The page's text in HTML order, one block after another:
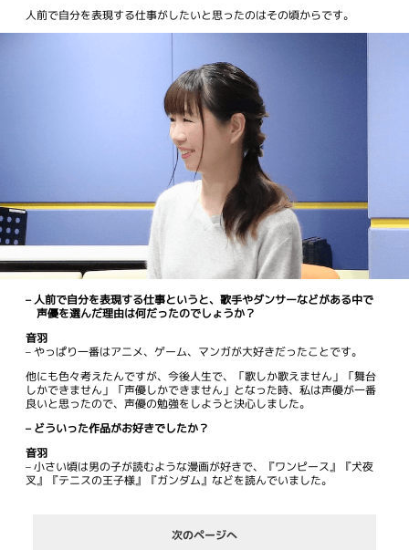
人前で自分を表現する仕事がしたいと思ったのはその頃からです。
– 人前で自分を表現する仕事というと、歌手やダンサーなどがある中で
声優を選んだ理由は何だったのでしょうか？
音羽
– やっぱり一番はアニメ、ゲーム、マンガが大好きだったことです。
他にも色々考えたんですが、今後人生で、「歌しか歌えません」「舞台
しかできません」「声優しかできません」となった時、私は声優が一番
良いと思ったので、声優の勉強をしようと決心しました。
– どういった作品がお好きでしたか？
音羽
– 小さい頃は男の子が読むような漫画が好きで、『ワンピース』『犬夜
叉』『テニスの王子様』『ガンダム』などを読んでいました。
次のページへ